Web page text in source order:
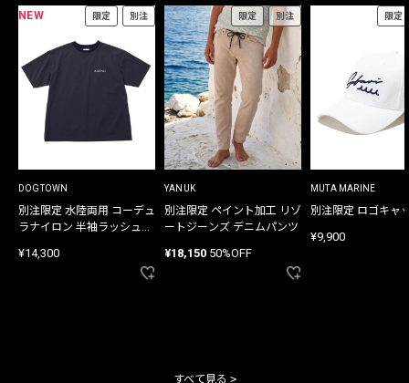
NEW 限定 別注
DOGTOWN
別注限定 水陸両用 コーデュ
ラナイロン 半袖ラッシュガ
¥14,300
限定 別注
YANUK
別注限定 ペイント加工 リゾ
ートジーンズ デニムパンツ
¥18,150 50%OFF
限定
MUTA MARINE
別注限定 ロゴキャ
¥9,900
すべて見る